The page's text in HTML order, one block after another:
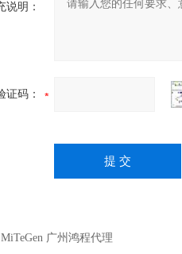
说明：
证码：
MiTeGen 广州鸿程代理